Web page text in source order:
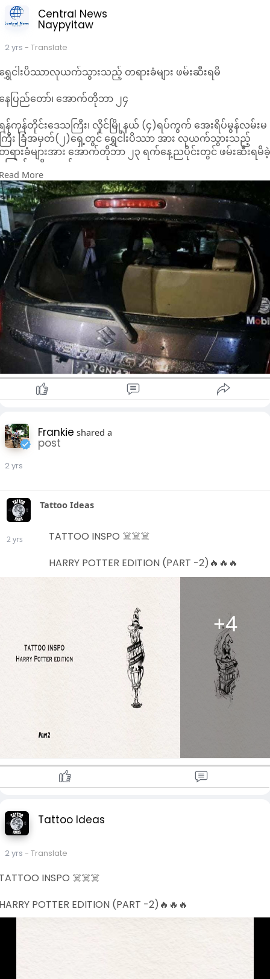
Central News
Naypyitaw
2 yrs - Translate
ေငါးပိဿာလုယက်သွားသည့် တရားခံများ ဖမ်းဆီးရမိ
ေပြည်တော်၊ အောက်တိုဘာ ၂၄
န်ကုန်တိုင်းဒေသကြီး၊ လှိုင်မြို့နယ် (၄)ရပ်ကွက် အေးရိပ်မွန်လမ်းမ
ြီး ခြံအမှတ်(၂)ရှေ့တွင် ရွှေငါးပိဿာ အား လုယက်သွားသည့်
ရားခံများအား အောက်တိုဘာ ၂၃ ရက်နေ့ညပိုင်းတွင် ဖမ်းဆီးရမိ
ြောင်း သိရသည်။
မနေ့ ညကမိတယ်လို့ သိရတယ်။ ကျန်တဲ့ဟာတော့ မသိရသေးဘူး။”
ရွှေဆိုင်ပိုင်ရှင်တစ်ဦးက ပြောသည်။
ြရွှေယုန်ရွှေဆိုင်မှ လှိုင်မြို့နယ်၊ (၄)ရပ်ကွက်၊ အေးရိပ်မွန်လမ်းမ
ြီး၊ ခြံအမှတ်(၂)ရှေ့တွင် အောက်တိုဘာလ ၂၁ရက် ညနေ ၆နာရီ
၀အချိန် အိမ်ပြန်သယ်လာသည့် ရွှေသေတ္တာသုံးလုံးဖြင့်ထည့်ထား
ော ရွှေထည် ငါးပိဿာကို သေနတ်ပစ်ခတ်လုယက်မှုနှင့်ပတ်သက်
ည့် တရားခံများအား အောက်တိုဘာလ ၂၃ ရက်နေ့ တွင် ဖမ်းဆီး
ရေးယူဆောင်ရွက်သည့် သက်ဆိုင်ရာ တာဝန်ရှိပုဂ္ဂိုလ်များအား
ျေးဇူးအထူးတင်ရှိကြောင်း ရန်ကုန်တိုင်းဒေသကြီး ရွှေလုပ်ငန်းရှင်
ျားအသင်း (YGEA) မှ ထုတ်ပြန်ထားသည်။
ေဆိုင်ပိုင်ရှင်များအနေဖြင့် မိမိရွှေဆိုင်များတွင် CCTV များ တပ်
င်ထားသည့်အတိုင်း မိမိတို နေထိုင်သည့် အိမ်နေရာပတ်ဝန်းကျင်
င့် ကားပါကင်နေရာများတွင် CCTVကင်မရာများ တပ်ဆင်ခြင်း၊
ရေးပေါ် Alarm Bellများ တပ်ဆင်ခြင်း၊ မိမိတို ရွှေငွေသယ်ဆောင်
ည့် ယာဉ်များတွင် ကင်မရာတပ်ဆင်ခြင်း၊ GPS စနစ်များ ထားရှိ
ြစ်ပေါ်အောင် ကာကွယ်နိုင်ကြောင်း ရန်ကုန်တိုင်းဒေသကြီး ရွှေ
ပ်ငန်းရှင်များအသင်းမှ အသိပေးထားသည်။
More
Frankie shared a
post
2 yrs
Tattoo Ideas
2 yrs
TATTOO INSPO ☠️☠️☠️
HARRY POTTER EDITION (PART -2)🔥🔥🔥
+4
Tattoo Ideas
2 yrs - Translate
INSPO ☠️☠️☠️
POTTER EDITION (PART -2)🔥🔥🔥